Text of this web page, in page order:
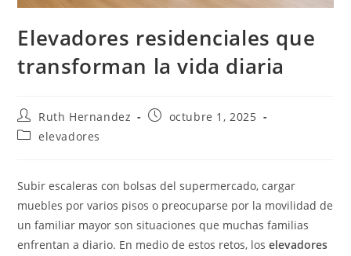
Elevadores residenciales que
transforman la vida diaria
Autor
de
Ruth Hernandez
Publicación
octubre 1, 2025
Categoría
entrada:
elevadores
Subir escaleras con bolsas del supermercado, cargar
muebles por varios pisos o preocuparse por la movilidad de
un familiar mayor son situaciones que muchas familias
enfrentan a diario. En medio de estos retos, loselevadores